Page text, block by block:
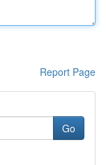
Report Page
Go